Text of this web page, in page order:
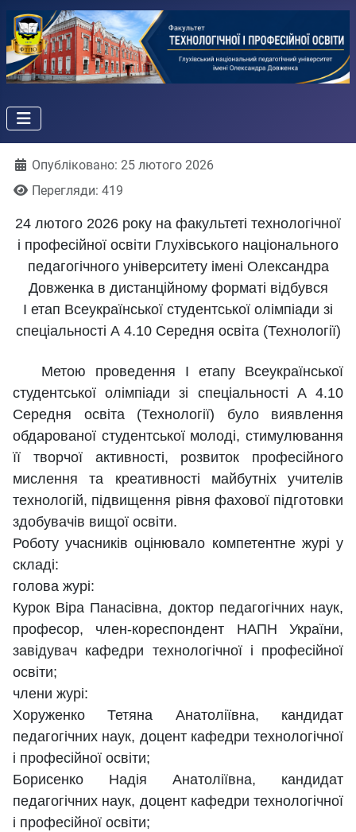
ДеталіОпубліковано: 25 лютого 2026
Перегляди: 419
24 лютого 2026 року на факультеті технологічної
і професійної освіти Глухівського національного
педагогічного університету імені Олександра
Довженка в дистанційному форматі відбувся
І етап Всеукраїнської студентської олімпіади зі
спеціальності А 4.10 Середня освіта (Технології)
Метою проведення І етапу Всеукраїнської
студентської олімпіади зі спеціальності А 4.10
Середня освіта (Технології) було виявлення
обдарованої студентської молоді, стимулювання
її творчої активності, розвиток професійного
мислення та креативності майбутніх учителів
технологій, підвищення рівня фахової підготовки
здобувачів вищої освіти.
Роботу учасників оцінювало компетентне журі у
складі:
голова журі:
Курок Віра Панасівна, доктор педагогічних наук,
професор, член-кореспондент НАПН України,
завідувач кафедри технологічної і професійної
освіти;
члени журі:
Хоруженко Тетяна Анатоліївна, кандидат
педагогічних наук, доцент кафедри технологічної
і професійної освіти;
Борисенко Надія Анатоліївна, кандидат
педагогічних наук, доцент кафедри технологічної
і професійної освіти;